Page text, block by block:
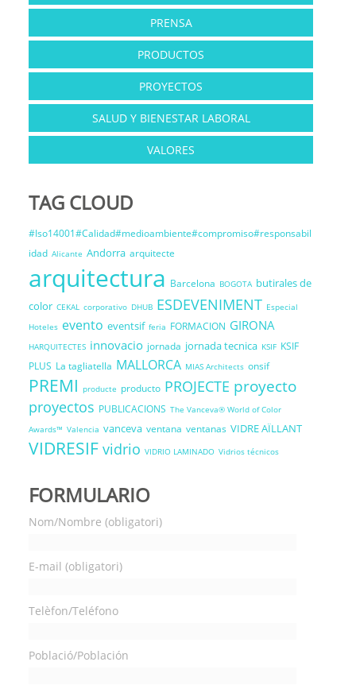
PRENSA
PRODUCTOS
PROYECTOS
SALUD Y BIENESTAR LABORAL
VALORES
TAG CLOUD
#Iso14001#Calidad#medioambiente#compromiso#responsabil
idad Alicante Andorra arquitecte
arquitectura Barcelona BOGOTA butirales de
color CEKAL corporativo DHUB ESDEVENIMENT Especial
Hoteles evento eventsif feria FORMACION GIRONA
HARQUITECTES innovacio jornada jornada tecnica KSIF KSIF
PLUS La tagliatella MALLORCA MIAS Architects onsif
PREMI producte producto PROJECTE proyecto
proyectos PUBLICACIONS The Vanceva® World of Color
Awards™ Valencia vanceva ventana ventanas VIDRE AÏLLANT
VIDRESIF vidrio VIDRIO LAMINADO Vidrios técnicos
FORMULARIO
Nom/Nombre (obligatori)
E-mail (obligatori)
Telèfon/Teléfono
Població/Población